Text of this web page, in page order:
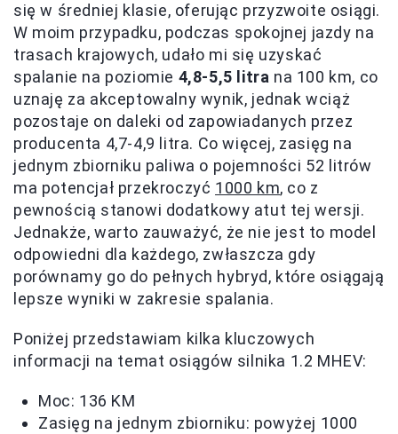
się w średniej klasie, oferując przyzwoite osiągi.
W moim przypadku, podczas spokojnej jazdy na
trasach krajowych, udało mi się uzyskać
spalanie na poziomie 4,8-5,5 litra na 100 km, co
uznaję za akceptowalny wynik, jednak wciąż
pozostaje on daleki od zapowiadanych przez
producenta 4,7-4,9 litra. Co więcej, zasięg na
jednym zbiorniku paliwa o pojemności 52 litrów
ma potencjał przekroczyć 1000 km, co z
pewnością stanowi dodatkowy atut tej wersji.
Jednakże, warto zauważyć, że nie jest to model
odpowiedni dla każdego, zwłaszcza gdy
porównamy go do pełnych hybryd, które osiągają
lepsze wyniki w zakresie spalania.
Poniżej przedstawiam kilka kluczowych
informacji na temat osiągów silnika 1.2 MHEV:
Moc: 136 KM
Zasięg na jednym zbiorniku: powyżej 1000